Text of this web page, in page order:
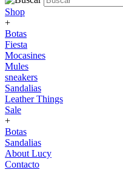
Shop
+
Botas
Fiesta
Mocasines
Mules
sneakers
Sandalias
Leather Things
Sale
+
Botas
Sandalias
About Lucy
Contacto